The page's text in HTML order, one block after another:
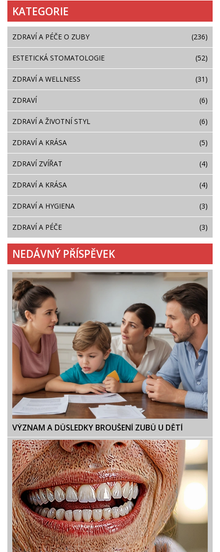
KATEGORIE
ZDRAVÍ A PÉČE O ZUBY (236)
ESTETICKÁ STOMATOLOGIE (52)
ZDRAVÍ A WELLNESS (31)
ZDRAVÍ (6)
ZDRAVÍ A ŽIVOTNÍ STYL (6)
ZDRAVÍ A KRÁSA (5)
ZDRAVÍ ZVÍŘAT (4)
ZDRAVÍ A KRÁSA (4)
ZDRAVÍ A HYGIENA (3)
ZDRAVÍ A PÉČE (3)
NEDÁVNÝ PŘÍSPĚVEK
VÝZNAM A DŮSLEDKY BROUŠENÍ ZUBŮ U DĚTÍ